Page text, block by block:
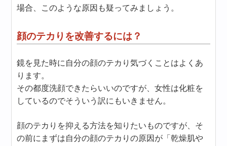
場合、このような原因も疑ってみましょう。
顔のテカりを改善するには？
鏡を見た時に自分の顔のテカり気づくことはよくあ
ります。
その都度洗顔できたらいいのですが、女性は化粧を
しているのでそういう訳にもいきません。
顔のテカりを抑える方法を知りたいものですが、そ
の前にまずは自分の顔のテカりの原因が「乾燥肌や